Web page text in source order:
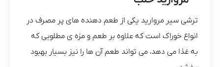
ترشی سیر مروارید یکی از طعم دهنده های پر مصرف در
انواع خوراک است که علاوه بر طعم و مزه ی مطلوبی که
به غذا می دهد، می تواند طعم آن ها را نیز بسیار بهبود